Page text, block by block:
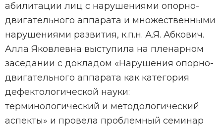
абилитации лиц с нарушениями опорно-
двигательного аппарата и множественными
нарушениями развития, к.п.н. А.Я. Абкович.
Алла Яковлевна выступила на пленарном
заседании с докладом «Нарушения опорно-
двигательного аппарата как категория
дефектологической науки:
терминологический и методологический
аспекты» и провела проблемный семинар